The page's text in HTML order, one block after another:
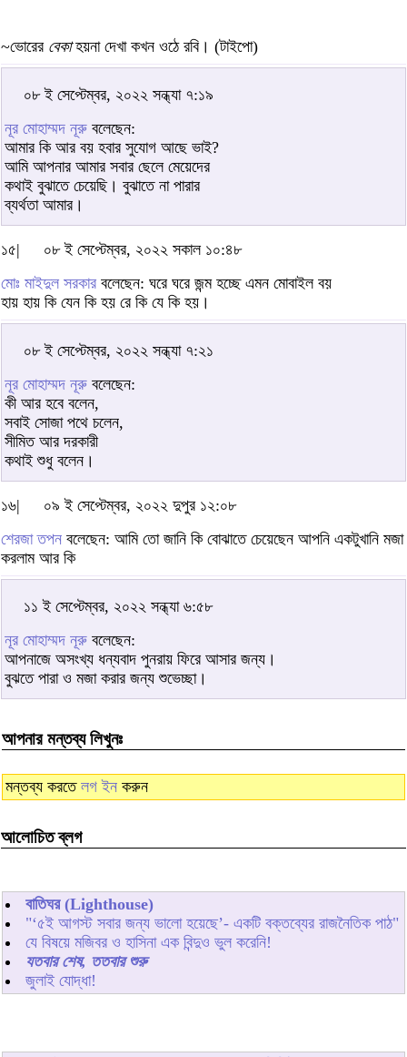
~ভোরের বেকাহয়না দেখা কখন ওঠে রবি। (টাইপো)
০৮ ই সেপ্টেম্বর, ২০২২ সন্ধ্যা ৭:১৯
নূর মোহাম্মদ নূরু বলেছেন:
আমার কি আর বয় হবার সুযোগ আছে ভাই?
আমি আপনার আমার সবার ছেলে মেয়েদের
কথাই বুঝাতে চেয়েছি। বুঝাতে না পারার
ব্যর্থতা আমার।
১৫|
০৮ ই সেপ্টেম্বর, ২০২২ সকাল ১০:৪৮
মোঃ মাইদুল সরকার বলেছেন: ঘরে ঘরে জন্ম হচ্ছে এমন মোবাইল বয়
হায় হায় কি যেন কি হয় রে কি যে কি হয়।
০৮ ই সেপ্টেম্বর, ২০২২ সন্ধ্যা ৭:২১
নূর মোহাম্মদ নূরু বলেছেন:
কী আর হবে বলেন,
সবাই সোজা পথে চলেন,
সীমিত আর দরকারী
কথাই শুধু বলেন।
১৬|
০৯ ই সেপ্টেম্বর, ২০২২ দুপুর ১২:০৮
শেরজা তপন বলেছেন: আমি তো জানি কি বোঝাতে চেয়েছেন আপনি একটুখানি মজা
করলাম আর কি
১১ ই সেপ্টেম্বর, ২০২২ সন্ধ্যা ৬:৫৮
নূর মোহাম্মদ নূরু বলেছেন:
আপনাজে অসংখ্য ধন্যবাদ পুনরায় ফিরে আসার জন্য।
বুঝতে পারা ও মজা করার জন্য শুভেচ্ছা।
আপনার মন্তব্য লিখুনঃ
মন্তব্য করতে লগ ইন করুন
আলোচিত ব্লগ
বাতিঘর (Lighthouse)
"‘৫ই আগস্ট সবার জন্য ভালো হয়েছে’- একটি বক্তব্যের রাজনৈতিক পাঠ"
যে বিষয়ে মজিবর ও হাসিনা এক বিন্দুও ভুল করেনি!
যতবার শেষ, ততবার শুরু
জুলাই যোদ্ধা!